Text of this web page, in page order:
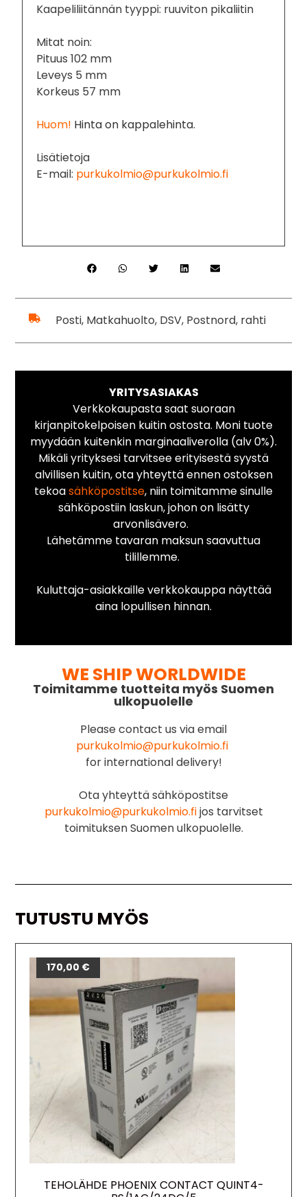
Kaapeliliitännän tyyppi: ruuviton pikaliitin
Mitat noin:
Pituus 102 mm
Leveys 5 mm
Korkeus 57 mm
Huom! Hinta on kappalehinta.
Lisätietoja
E-mail: purkukolmio@purkukolmio.fi
Posti, Matkahuolto, DSV, Postnord, rahti
YRITYSASIAKAS
Verkkokaupasta saat suoraan
kirjanpitokelpoisen kuitin ostosta. Moni tuote
myydään kuitenkin marginaaliverolla (alv 0%).
Mikäli yrityksesi tarvitsee erityisestä syystä
alvillisen kuitin, ota yhteyttä ennen ostoksen
tekoasähköpostitse, niin toimitamme sinulle
sähköpostiin laskun, johon on lisätty
arvonlisävero.
Lähetämme tavaran maksun saavuttua
tilillemme.
Kuluttaja-asiakkaille verkkokauppa näyttää
aina lopullisen hinnan.
WE SHIP WORLDWIDE
Toimitamme tuotteita myös Suomen
ulkopuolelle
Please contact us via email
purkukolmio@purkukolmio.fi
for international delivery!
Ota yhteyttä sähköpostitse
purkukolmio@purkukolmio.fijos tarvitset
toimituksen Suomen ulkopuolelle.
TUTUSTU MYÖS
TEHOLÄHDE PHOENIX CONTACT QUINT4-
170,00 €